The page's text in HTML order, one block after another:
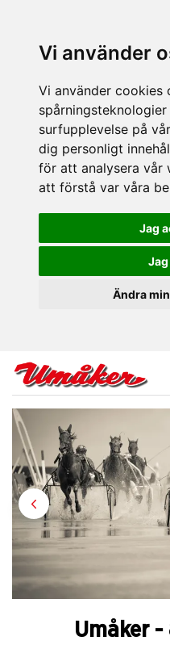
Vi använder
Vi använder cookies
surfupplevelse på
dig personligt
för att analysera
att förstå var våra
Jag
Ändra
Umåker -